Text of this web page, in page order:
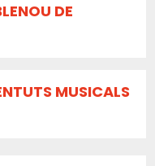
DE
MUSICALS